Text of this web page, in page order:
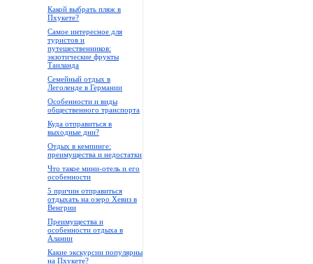
Какой выбрать пляж в
Пхукете?
Самое интересное для
туристов и
путешественников:
экзотические фрукты
Таиланда
Семейный отдых в
Леголенде в Германии
Особенности и виды
общественного транспорта
Куда отправиться в
выходные дни?
Отдых в кемпинге:
преимущества и недостатки
Что такое мини-отель и его
особенности
5 причин отправиться
отдыхать на озеро Хевиз в
Венгрии
Преимущества и
особенности отдыха в
Алании
Какие экскурсии популярны
на Пхукете?